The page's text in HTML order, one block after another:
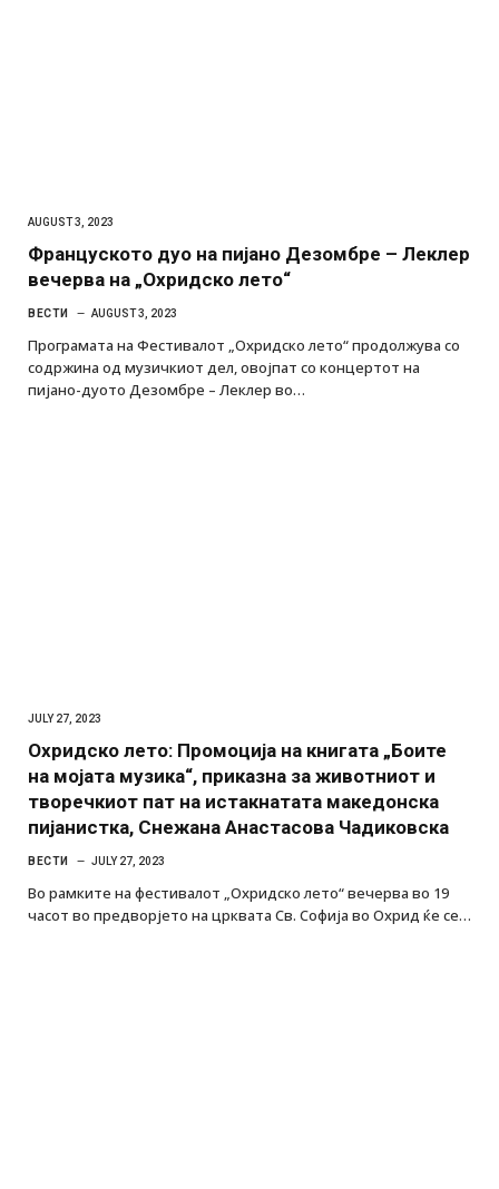
AUGUST 3, 2023
Француското дуо на пијано Дезомбре – Леклер
вечерва на „Охридско лето“
ВЕСТИ AUGUST 3, 2023
Програмата на Фестивалот „Охридско лето“ продолжува со
содржина од музичкиот дел, овојпат со концертот на
пијано-дуото Дезомбре – Леклер во…
JULY 27, 2023
Охридско лето: Промоција на книгата „Боите
на мојата музика“, приказна за животниот и
творечкиот пат на истакнатата македонска
пијанистка, Снежана Анастасова Чадиковска
ВЕСТИ JULY 27, 2023
Во рамките на фестивалот „Охридско лето“ вечерва во 19
часот во предворјето на црквата Св. Софија во Охрид ќе се…